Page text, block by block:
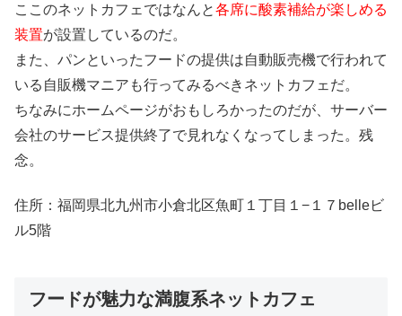
ここのネットカフェではなんと各席に酸素補給が楽しめる
装置が設置しているのだ。
また、パンといったフードの提供は自動販売機で行われて
いる自販機マニアも行ってみるべきネットカフェだ。
ちなみにホームページがおもしろかったのだが、サーバー
会社のサービス提供終了で見れなくなってしまった。残
念。
住所：福岡県北九州市小倉北区魚町１丁目１−１７belleビ
ル5階
フードが魅力な満腹系ネットカフェ